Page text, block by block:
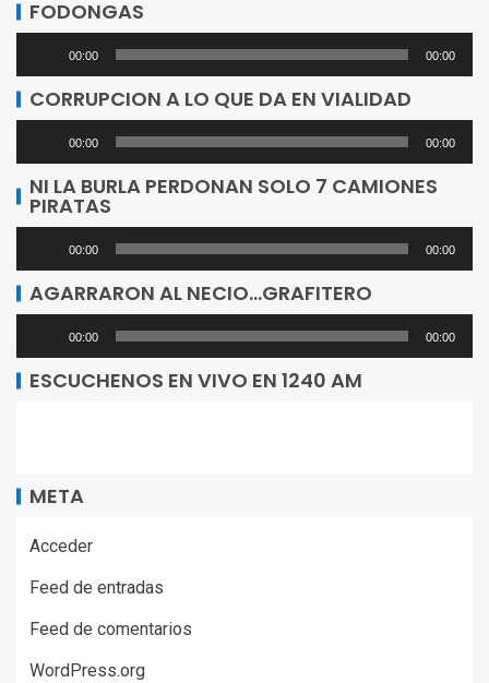
audio
FODONGAS
Reproductor
de
audio
00:00 00:00
CORRUPCION A LO QUE DA EN VIALIDAD
Reproductor
de
audio
00:00 00:00
NI LA BURLA PERDONAN SOLO 7 CAMIONES
PIRATAS
Reproductor
de
audio
00:00 00:00
AGARRARON AL NECIO…GRAFITERO
Reproductor
de
00:00 00:00
ESCUCHENOS EN VIVO EN 1240 AM
META
Acceder
Feed de entradas
Feed de comentarios
WordPress.org